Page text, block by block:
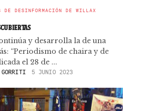
DE DESINFORMACIÓN DE WILLAX
y desarrolla la de una
“Periodismo de chaira y de
el 28 de ...
GORRITI 5 JUNIO 2023